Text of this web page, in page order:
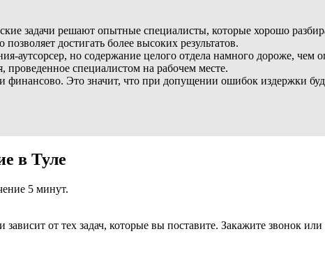
задачи решают опытные специалисты, которые хорошо
достигать более высоких результатов.
аутсорсер, но содержание целого отдела намного дороже, чем
проведенное специалистом на рабочем месте.
финансово. Это значит, что при допущении ошибок издержки
в Туле
5 минут.
от тех задач, которые вы поставите. Закажите звонок